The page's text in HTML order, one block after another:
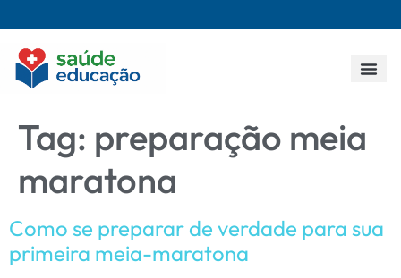
Tag: preparação meia
maratona
Como se preparar de verdade para sua
primeira meia-maratona